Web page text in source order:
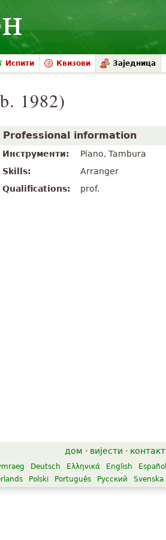
Испити Квизови Заједница
1982)
Professional information
Инструменти:
Piano, Tambura
Skills:
Arranger
Qualifications:
prof.
дом · вијести · контакт
Deutsch Ελληνικά English Español
Polski Português Русский Svenska